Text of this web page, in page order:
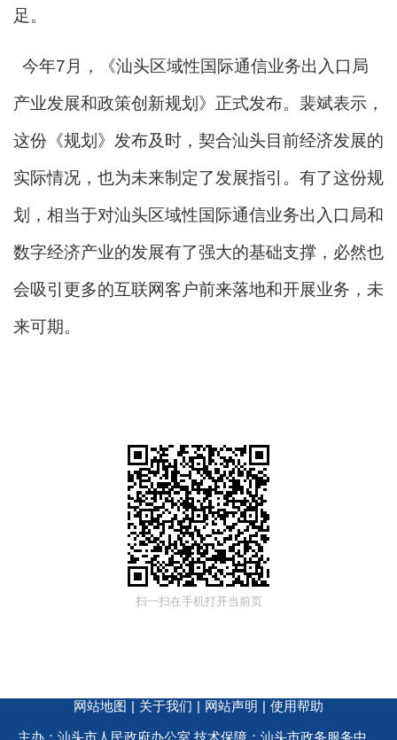
足。
今年7月，《汕头区域性国际通信业务出入口局
产业发展和政策创新规划》正式发布。裴斌表示，
这份《规划》发布及时，契合汕头目前经济发展的
实际情况，也为未来制定了发展指引。有了这份规
划，相当于对汕头区域性国际通信业务出入口局和
数字经济产业的发展有了强大的基础支撑，必然也
会吸引更多的互联网客户前来落地和开展业务，未
来可期。
扫一扫在手机打开当前页
网站地图 | 关于我们 | 网站声明 | 使用帮助
主办：汕头市人民政府办公室 技术保障：汕头市政务服务中